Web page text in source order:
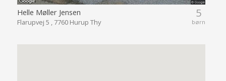
5
børn
Helle Møller Jensen
Flarupvej 5 , 7760 Hurup Thy